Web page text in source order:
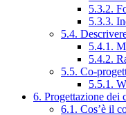
5.3.2.
5.3.3.
5.4.
5.4.1.
5.4.2.
5.5. Co-
5.5.1.
6. Progettazione dei
6.1. Cos’è il